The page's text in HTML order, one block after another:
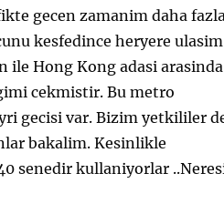
gecen zamanim daha
kesfedince heryere ulasim
ile Hong Kong adasi arasinda
cekmistir. Bu metro
gecisi var. Bizim yetkililer
bakalim. Kesinlikle
senedir kullaniyorlar